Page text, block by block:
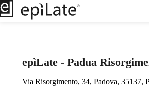
epìLate - Padua
Via Risorgimento, 34, Padova, 35137,